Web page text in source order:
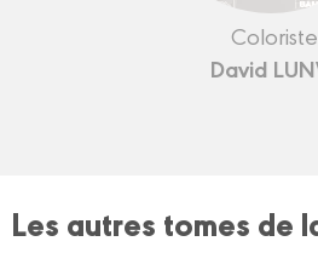
David
Les autres tomes de